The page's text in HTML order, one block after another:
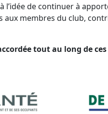
l’idée de continuer à
aux membres du club,
tout au long de ces